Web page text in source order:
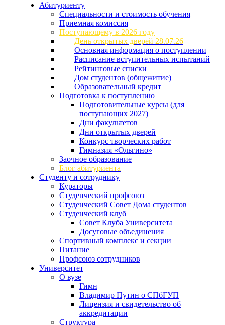
Абитуриенту
Специальности и стоимость обучения
Приемная комиссия
Поступающему в 2026 году
День открытых дверей 28.07.26
Основная информация о поступлении
Расписание вступительных испытаний
Рейтинговые списки
Дом студентов (общежитие)
Образовательный кредит
Подготовка к поступлению
Подготовительные курсы (для
поступающих 2027)
Дни факультетов
Дни открытых дверей
Конкурс творческих работ
Гимназия «Ольгино»
Заочное образование
Блог абитуриента
Студенту и сотруднику
Кураторы
Студенческий профсоюз
Студенческий Совет Дома студентов
Студенческий клуб
Совет Клуба Университета
Досуговые объединения
Спортивный комплекс и секции
Питание
Профсоюз сотрудников
Университет
О вузе
Гимн
Владимир Путин о СПбГУП
Лицензия и свидетельство об
аккредитации
Структура